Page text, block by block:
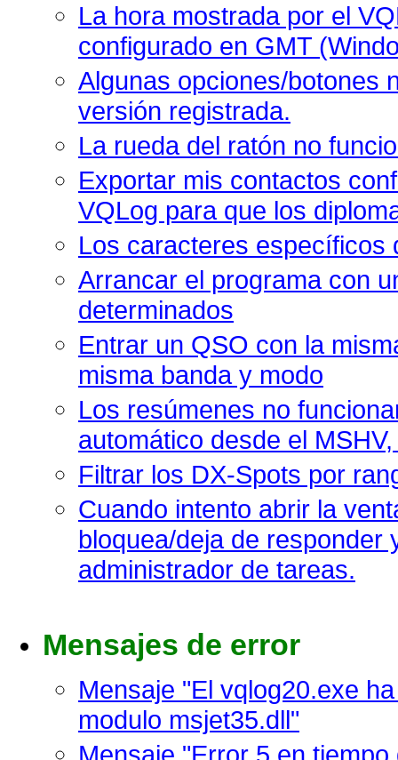
La hora mostrada por el
configurado en GMT
Algunas opciones/botones
versión registrada.
La rueda del ratón no
Exportar mis contactos
VQLog para que los
Los caracteres específicos
Arrancar el programa con
determinados
Entrar un QSO con la
misma banda y modo
Los resúmenes no
automático desde el
Filtrar los DX-Spots por
Cuando intento abrir la
bloquea/deja de responder
administrador de tareas.
Mensajes de error
Mensaje "El vqlog20.exe
modulo msjet35.dll"